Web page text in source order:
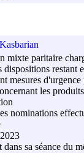
mixte paritaire
dispositions restant
mesures
les
nominations
dans sa séance du